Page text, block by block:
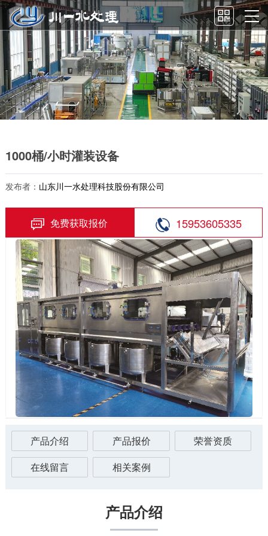
1000桶/小时灌装设备
发布者： 山东川一水处理科技股份有限公司
免费获取报价 15953605335
产品介绍 产品报价
荣誉资质
在线留言
相关案例
产品介绍